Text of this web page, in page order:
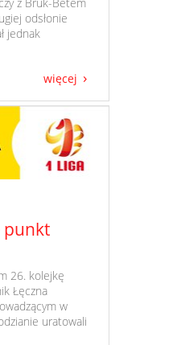
odsłonie
jednak
więcej
punkt
26. kolejkę
Łęczna
w
uratowali